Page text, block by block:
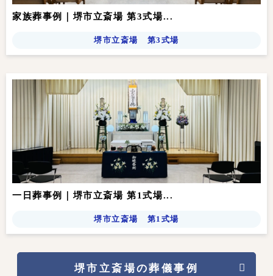
家族葬事例｜堺市立斎場 第3式場...
堺市立斎場 第3式場
一日葬事例｜堺市立斎場 第1式場...
堺市立斎場 第1式場
堺市立斎場の葬儀事例